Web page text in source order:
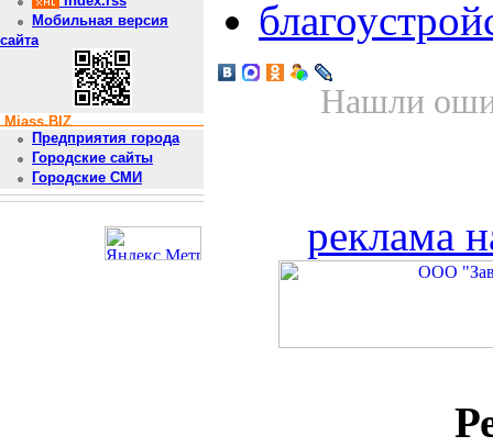
Мобильная версия
сайта
Miass.BIZ
Предприятия города
Городские сайты
Городские СМИ
Нашли
реклама